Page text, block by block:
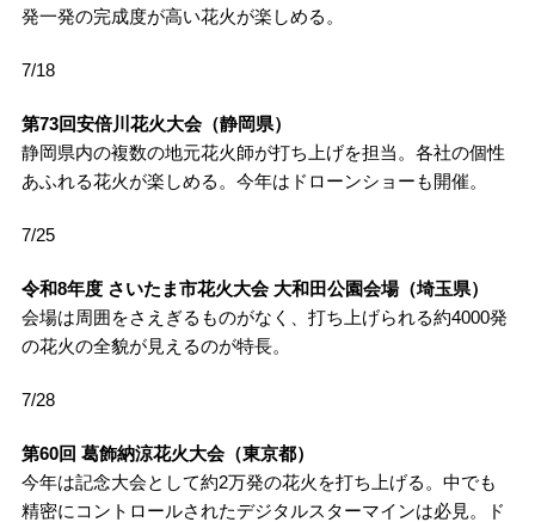
発一発の完成度が高い花火が楽しめる。
7/18
第73回安倍川花火大会（静岡県）
静岡県内の複数の地元花火師が打ち上げを担当。各社の個性
あふれる花火が楽しめる。今年はドローンショーも開催。
7/25
令和8年度 さいたま市花火大会 大和田公園会場（埼玉県）
会場は周囲をさえぎるものがなく、打ち上げられる約4000発
の花火の全貌が見えるのが特長。
7/28
第60回 葛飾納涼花火大会（東京都）
今年は記念大会として約2万発の花火を打ち上げる。中でも
精密にコントロールされたデジタルスターマインは必見。ド